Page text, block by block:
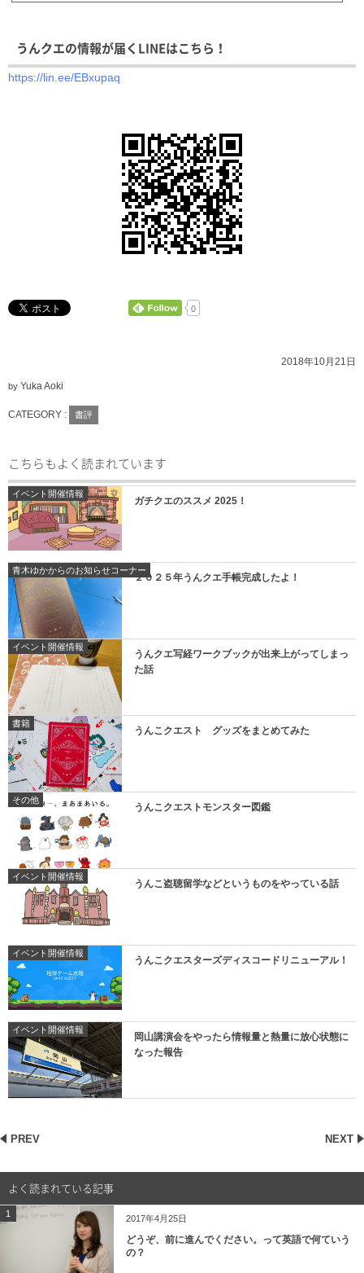
生をゲームと...
うんクエの情報が届くLINEはこちら！
https://lin.ee/EBxupaq
0
2018年10月21日
by Yuka Aoki
CATEGORY : 書評
こちらもよく読まれています
イベント開催情報
ガチクエのススメ 2025！
青木ゆかからのお知らせコーナー
２０２５年うんクエ手帳完成したよ！
イベント開催情報
うんクエ写経ワークブックが出来上がってしまっ
た話
書籍
うんこクエスト グッズをまとめてみた
その他
うんこクエストモンスター図鑑
イベント開催情報
うんこ盗聴留学などというものをやっている話
イベント開催情報
うんこクエスターズディスコードリニューアル！
イベント開催情報
岡山講演会をやったら情報量と熱量に放心状態に
なった報告
PREV NEXT
よく読まれている記事
1 2017年4月25日
どうぞ、前に進んでください。って英語で何ていう
の？